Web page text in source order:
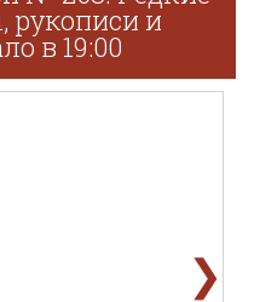
рукописи и
в 19:00
❯